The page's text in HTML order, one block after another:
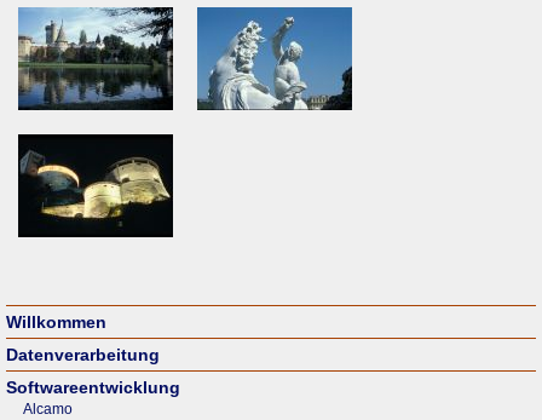
Willkommen
Datenverarbeitung
Softwareentwicklung
Alcamo